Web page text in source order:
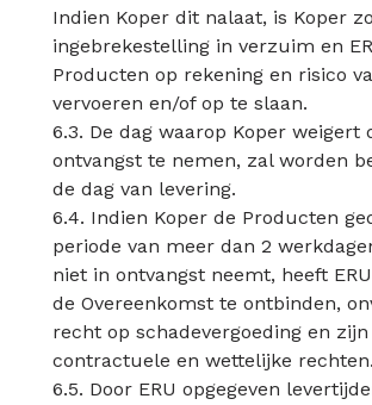
Indien Koper dit nalaat, is Koper
ingebrekestelling in verzuim en
Producten op rekening en risico
vervoeren en/of op te slaan.
6.3. De dag waarop Koper weigert
ontvangst te nemen, zal worden
de dag van levering.
6.4. Indien Koper de Producten
periode van meer dan 2
niet in ontvangst neemt, heeft
de Overeenkomst te ontbinden,
recht op schadevergoeding en zijn
contractuele en wettelijke rechten.
6.5. Door ERU opgegeven